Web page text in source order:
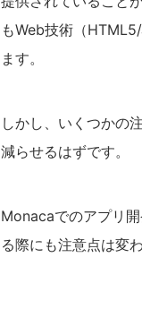
もWeb技術（
ます。
しかし、いくつかの
減らせるはずです。
Monacaでのアプリ
る際にも注意点は変